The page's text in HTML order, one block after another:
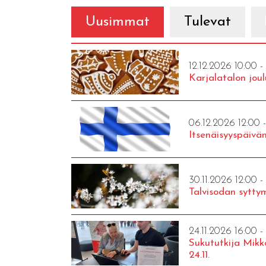
Uusimmat Tulevat
12.12.2026 10:00
Karjalatalon
06.12.2026 12:00
30.11.2026 12:00
Talvisodan
24.11.2026 16:00
Sukututkija
24.11.